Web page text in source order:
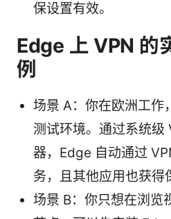
保设置有效。
Edge 上 VPN 的
例
场景 A：你在欧洲工作
测试环境。通过系统级
器，Edge 自动通过
务，且其他应用也获得
场景 B：你只想在浏览